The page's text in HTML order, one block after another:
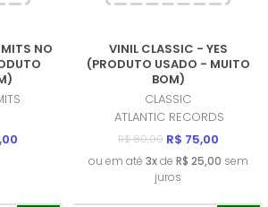
NO
VINIL CLASSIC - YES
(PRODUTO USADO - MUITO
BOM)
CLASSIC
ATLANTIC RECORDS
R$ 80,00 R$ 75,00
ou em até 3xde R$ 25,00 sem
juros